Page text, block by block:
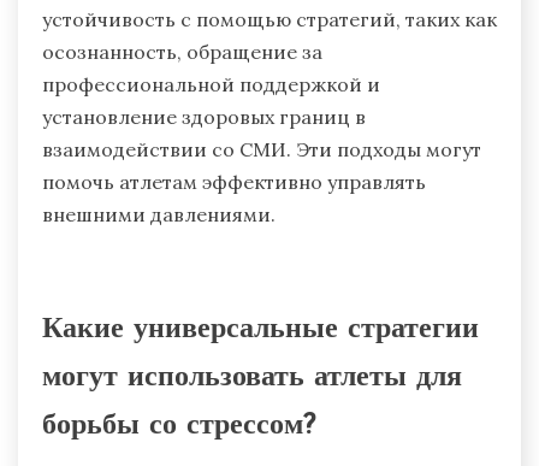
устойчивость с помощью стратегий, таких как
осознанность, обращение за
профессиональной поддержкой и
установление здоровых границ в
взаимодействии со СМИ. Эти подходы могут
помочь атлетам эффективно управлять
внешними давлениями.